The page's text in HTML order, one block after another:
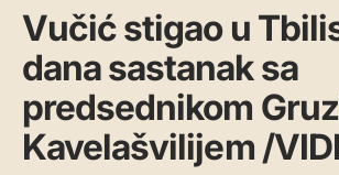
Vučić stigao u
dana sastanak sa
predsednikom
Kavelašvilijem /